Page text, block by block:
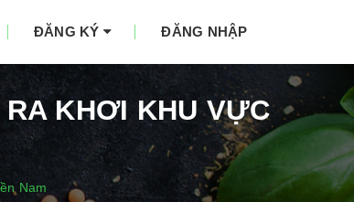
ĐĂNG KÝ ĐĂNG NHẬP
KHƠI KHU VỰC
Nam